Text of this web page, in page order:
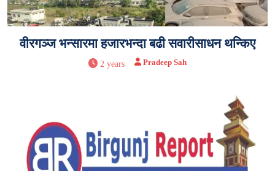
वीरगञ्ज भन्सारमा हजारभन्दा बढी सवारीसाधन थन्किए
2 years Pradeep Sah